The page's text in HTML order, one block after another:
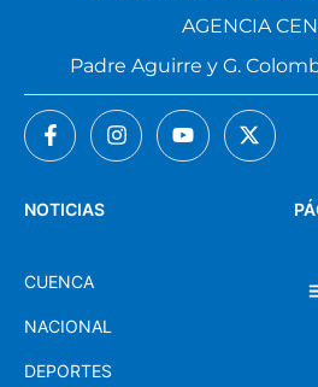
NOTICIAS
CUENCA
NACIONAL
DEPORTES
AGENCIA
Padre Aguirre y G.